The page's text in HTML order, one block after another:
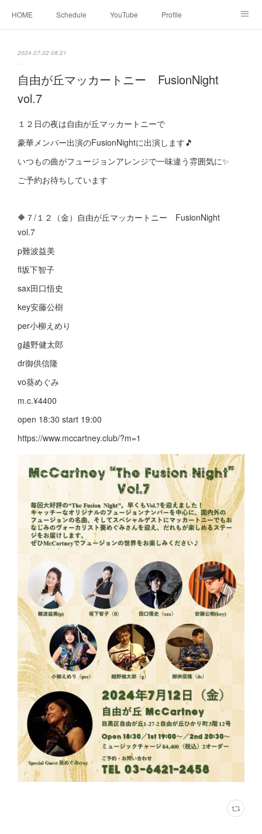
HOME Schedule YouTube Profile
2024.07.02 08:21
自由が丘マッカートニー FusionNight
vol.7
１２日の夜は自由が丘マッカートニーで
豪華メンバー出演のFusionNightに出演します🎵
いつもの曲がフュージョンアレンジで一味違う雰囲気に✨
ご予約お待ちしています
🔶７/１２（金）自由が丘マッカートニー FusionNight
vol.7
p難波益美
fl坂下智子
sax田口悟史
key安藤公樹
per小柳えめり
g越野健太郎
dr御供信隆
vo葵めぐみ
m.c.¥4400
open 18:30 start 19:00
https://www.mccartney.club/?m=1